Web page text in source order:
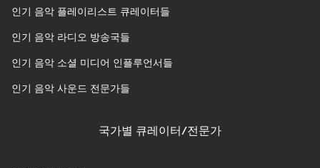
인기 음악 플레이리스트 큐레이터들
인기 음악 라디오 방송국들
인기 음악 소셜 미디어 인플루언서들
인기 음악 사운드 전문가들
국가별 큐레이터/전문가